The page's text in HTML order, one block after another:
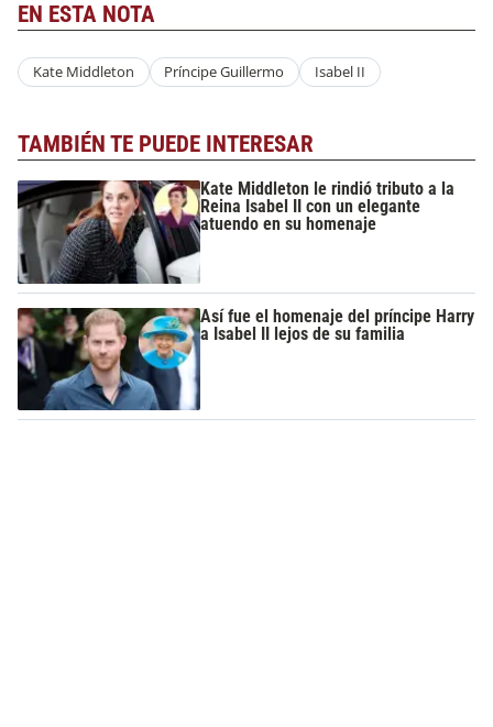
EN ESTA NOTA
Kate Middleton Príncipe Guillermo Isabel II
TAMBIÉN TE PUEDE INTERESAR
Kate Middleton le rindió tributo a la
Reina Isabel II con un elegante
atuendo en su homenaje
Así fue el homenaje del príncipe Harry
a Isabel II lejos de su familia